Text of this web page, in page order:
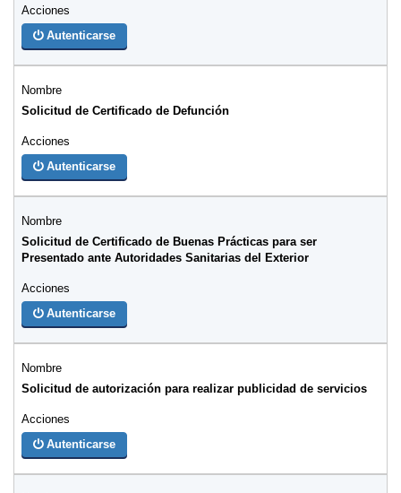
Autenticarse
Solicitud de Certificado de Defunción
Autenticarse
Solicitud de Certificado de Buenas Prácticas para ser
Presentado ante Autoridades Sanitarias del Exterior
Autenticarse
Solicitud de autorización para realizar publicidad de servicios
Autenticarse